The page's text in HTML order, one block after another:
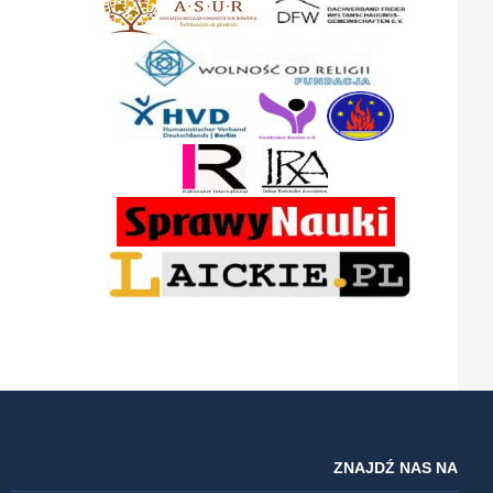
ZNAJDŹ NAS NA